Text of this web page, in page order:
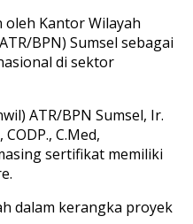
Kantor Wilayah
BPN) Sumsel sebagai
di sektor
ATR/BPN Sumsel, Ir.
C.Med,
sertifikat memiliki
dalam kerangka proyek